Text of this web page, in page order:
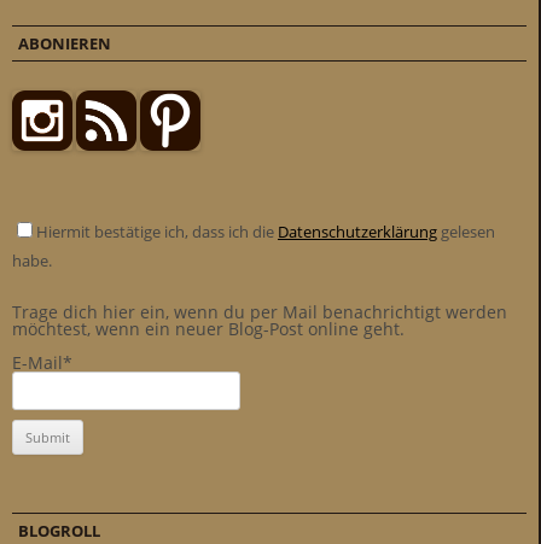
ABONIEREN
Hiermit bestätige ich, dass ich die Datenschutzerklärung gelesen
habe.
Trage dich hier ein, wenn du per Mail benachrichtigt werden
möchtest, wenn ein neuer Blog-Post online geht.
E-Mail*
BLOGROLL